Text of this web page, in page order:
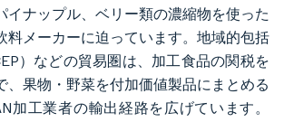
イナップル、ベリー類の濃縮物を使った
料メーカーに迫っています。地域的包括
）などの貿易圏は、加工食品の関税を
、果物・野菜を付加価値製品にまとめる
加工業者の輸出経路を広げています。